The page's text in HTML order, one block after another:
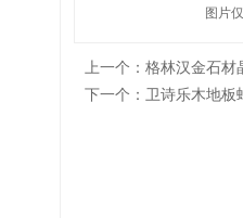
图片
上一个： 格林汉金石材
下一个： 卫诗乐木地板